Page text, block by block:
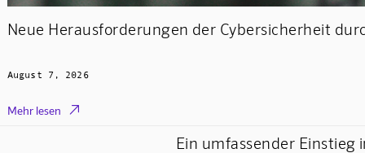
Neue Herausforderungen der Cybersicherheit
August 7, 2026
Mehr lesen 
Ein umfassender Einstieg